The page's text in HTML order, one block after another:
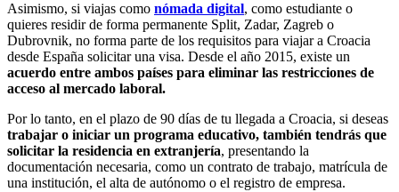
Asimismo, si viajas como nómada digital, como estudiante o
quieres residir de forma permanente Split, Zadar, Zagreb o
Dubrovnik, no forma parte de los requisitos para viajar a Croacia
desde España solicitar una visa. Desde el año 2015, existe un
acuerdo entre ambos países para eliminar las restricciones de
acceso al mercado laboral.
Por lo tanto, en el plazo de 90 días de tu llegada a Croacia, si deseas
trabajar o iniciar un programa educativo, también tendrás que
solicitar la residencia en extranjería, presentando la
documentación necesaria, como un contrato de trabajo, matrícula de
una institución, el alta de autónomo o el registro de empresa.